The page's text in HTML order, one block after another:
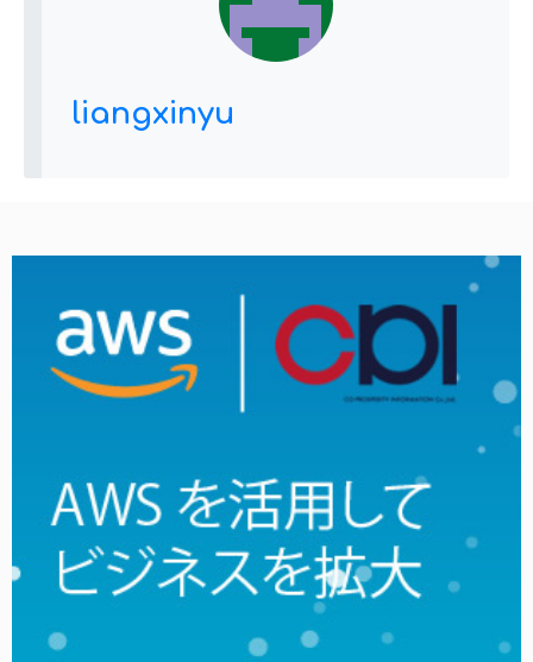
liangxinyu